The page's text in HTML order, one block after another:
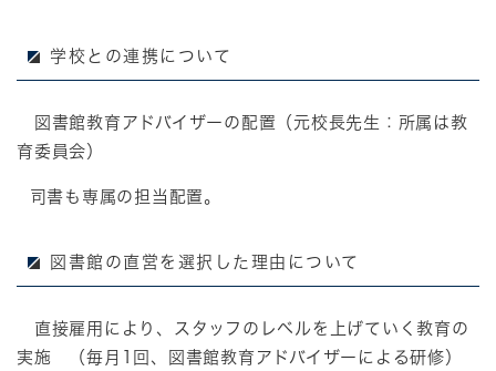
学校との連携について
図書館教育アドバイザーの配置（元校長先生：所属は教
育委員会）
司書も専属の担当配置。
図書館の直営を選択した理由について
直接雇用により、スタッフのレベルを上げていく教育の
実施 （毎月1回、図書館教育アドバイザーによる研修）